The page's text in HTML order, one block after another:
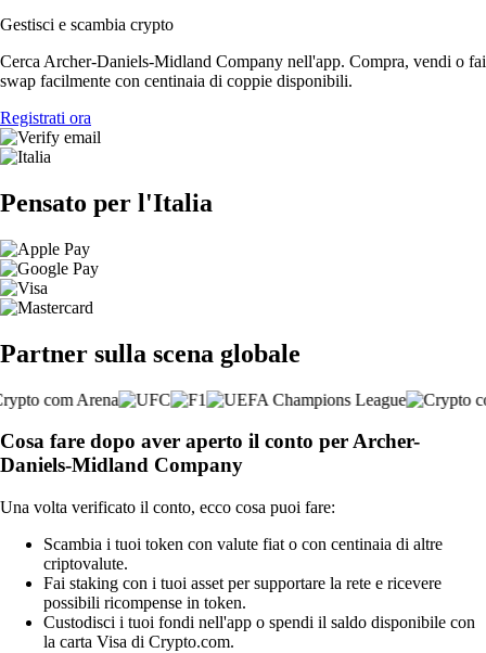
Gestisci e scambia crypto
Cerca Archer-Daniels-Midland Company nell'app. Compra, vendi o fai
swap facilmente con centinaia di coppie disponibili.
Registrati ora
Pensato per l'Italia
Partner sulla scena globale
Cosa fare dopo aver aperto il conto per Archer-
Daniels-Midland Company
Una volta verificato il conto, ecco cosa puoi fare:
Scambia i tuoi token con valute fiat o con centinaia di altre
criptovalute.
Fai staking con i tuoi asset per supportare la rete e ricevere
possibili ricompense in token.
Custodisci i tuoi fondi nell'app o spendi il saldo disponibile con
la carta Visa di Crypto.com.